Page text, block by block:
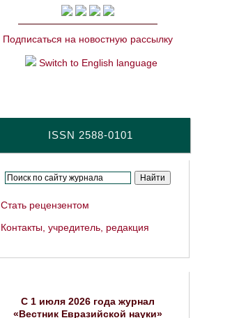
Подписаться на новостную рассылку
Switch to English language
ISSN 2588-0101
Стать рецензентом
Контакты, учредитель, редакция
C 1 июля 2026 года журнал
«Вестник Евразийской науки»